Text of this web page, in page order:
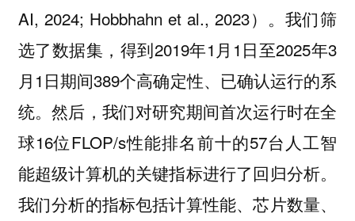
AI, 2024; Hobbhahn et al., 2023）。我们筛
选了数据集，得到2019年1月1日至2025年3
月1日期间389个高确定性、已确认运行的系
统。然后，我们对研究期间首次运行时在全
球16位FLOP/s性能排名前十的57台人工智
能超级计算机的关键指标进行了回归分析。
我们分析的指标包括计算性能、芯片数量、